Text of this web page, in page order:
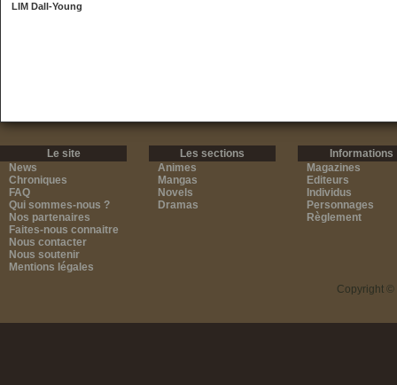
LIM Dall-Young
Le site
News
Chroniques
FAQ
Qui sommes-nous ?
Nos partenaires
Faites-nous connaitre
Nous contacter
Nous soutenir
Mentions légales
Les sections
Animes
Mangas
Novels
Dramas
Informations
Magazines
Editeurs
Individus
Personnages
Règlement
Copyright ©